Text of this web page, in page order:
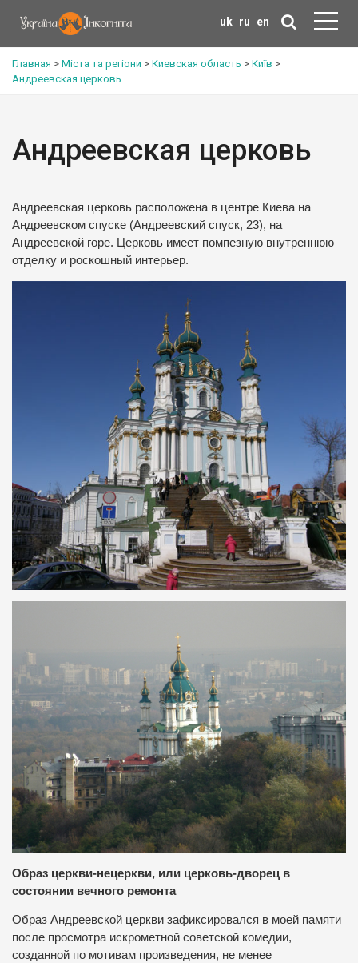
uk ru en
Главная > Міста та регіони > Киевская область > Київ >
Андреевская церковь
Андреевская церковь
Андреевская церковь расположена в центре Киева на
Андреевском спуске (Андреевский спуск, 23), на
Андреевской горе. Церковь имеет помпезную внутреннюю
отделку и роскошный интерьер.
Образ церкви-нецеркви, или церковь-дворец в
состоянии вечного ремонта
Образ Андреевской церкви зафиксировался в моей памяти
после просмотра искрометной советской комедии,
созданной по мотивам произведения, не менее